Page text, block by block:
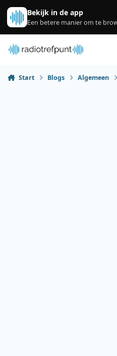
Spring naar bijdragen
Bekijk in de app
Een betere manier om te
Start Blogs Algemeen